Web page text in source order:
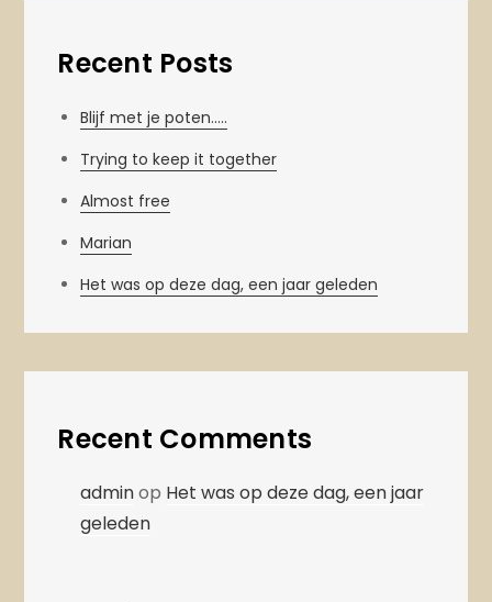
Recent Posts
Blijf met je poten…..
Trying to keep it together
Almost free
Marian
Het was op deze dag, een jaar geleden
Recent Comments
adminop Het was op deze dag, een jaar
geleden